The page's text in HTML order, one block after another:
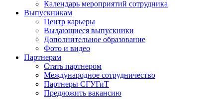
Календарь мероприятий сотрудника
Выпускникам
Центр карьеры
Выдающиеся выпускники
Дополнительное образование
Фото и видео
Партнерам
Стать партнером
Международное сотрудничество
Партнеры СГУГиТ
Предложить вакансию